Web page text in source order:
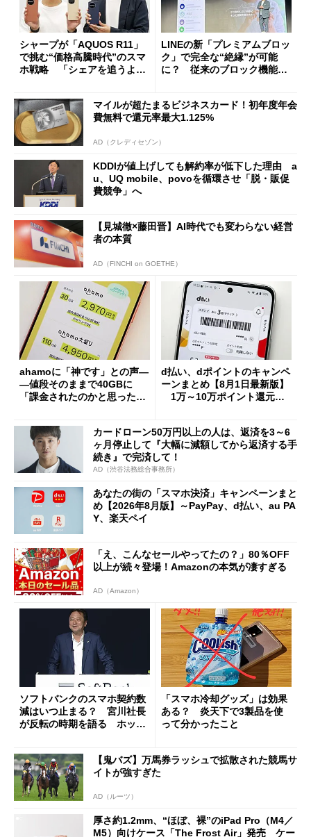
シャープが「AQUOS R11」
で挑む“価格高騰時代”のスマ
ホ戦略 「シェアを追うより
LINEの新「プレミアムブロッ
ク」で完全な“絶縁”が可能
に？ 従来のブロック機能と
マイルが超たまるビジネスカード！初年度年会
費無料で還元率最大1.125%
AD（クレディセゾン）
KDDIが値上げしても解約率が低下した理由 a
u、UQ mobile、povoを循環させ「脱・販促
費競争」へ
【見城徹×藤田晋】AI時代でも変わらない経営
者の本質
AD（FINCHI on GOETHE）
ahamoに「神です」との声―
―値段そのままで40GBに
「課金されたのかと思った」
d払い、dポイントのキャンペ
ーンまとめ【8月1日最新版】
1万～10万ポイント還元の
カードローン50万円以上の人は、返済を3～6
ヶ月停止して『大幅に減額してから返済する手
続き』で完済して！
AD（渋谷法務総合事務所）
あなたの街の「スマホ決済」キャンペーンまと
め【2026年8月版】～PayPay、d払い、au PA
Y、楽天ペイ
「え、こんなセールやってたの？」80％OFF
以上が続々登場！Amazonの本気が凄すぎる
AD（Amazon）
ソフトバンクのスマホ契約数
減はいつ止まる？ 宮川社長
が反転の時期を語る ホッピ
「スマホ冷却グッズ」は効果
ある？ 炎天下で3製品を使
って分かったこと
【鬼バズ】万馬券ラッシュで拡散された競馬サ
イトが強すぎた
AD（ルーツ）
厚さ約1.2mm、“ほぼ、裸”のiPad Pro（M4／
M5）向けケース「The Frost Air」発売 ケー